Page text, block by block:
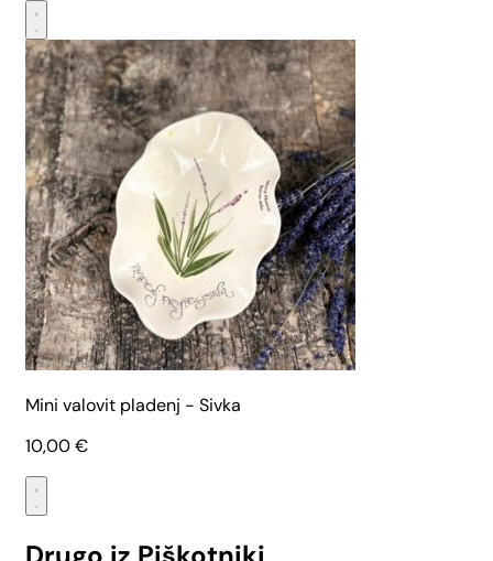
Mini valovit pladenj - Sivka
10,00€